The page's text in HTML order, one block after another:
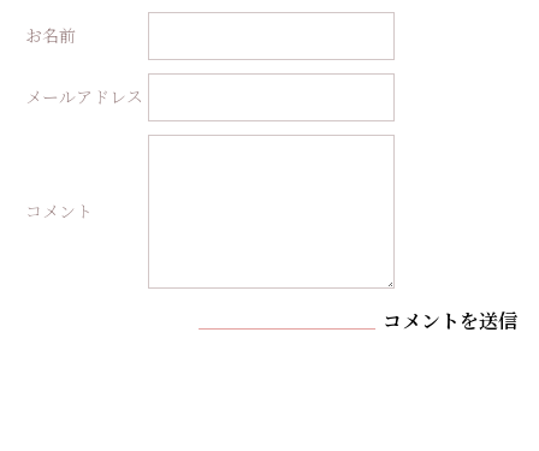
お名前
メールアドレス
コメント
コメントを送信